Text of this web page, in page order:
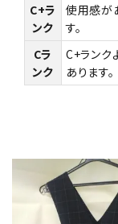
C+ラ
ンク
使用感が
す。
Cラ
ンク
C+ランク
あります。